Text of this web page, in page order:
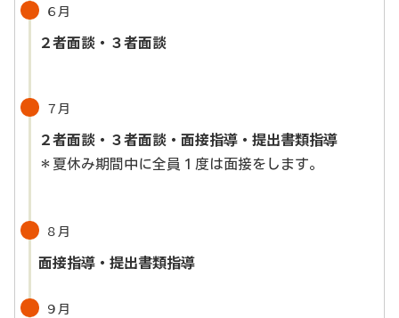
６月
２者面談・３者面談
７月
２者面談・３者面談 ・面接指導・提出書類指導
＊夏休み期間中に全員１度は面接をします。
８月
面接指導 ・提出書類指導
９月